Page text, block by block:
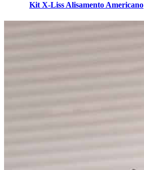
Kit X-Liss Alisamento Americano